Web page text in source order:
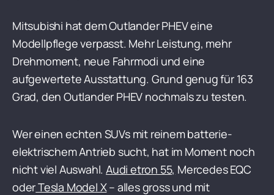
Mitsubishi hat dem Outlander PHEV eine
Modellpflege verpasst. Mehr Leistung, mehr
Drehmoment, neue Fahrmodi und eine
aufgewertete Ausstattung. Grund genug für 163
Grad, den Outlander PHEV nochmals zu testen.
Wer einen echten SUVs mit reinem batterie-
elektrischem Antrieb sucht, hat im Moment noch
nicht viel Auswahl.Audi etron 55, Mercedes EQC
oderTesla Model X– alles gross und mit